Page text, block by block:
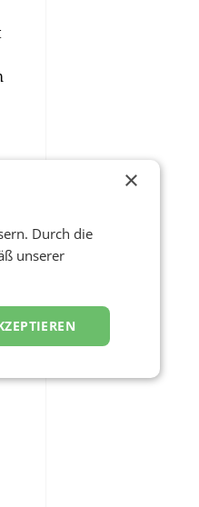
×
Durch die
unserer